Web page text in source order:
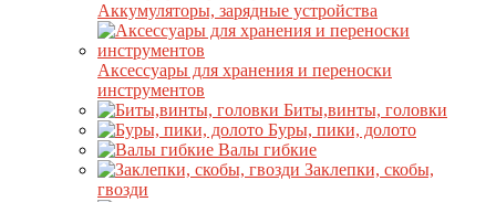
Аккумуляторы, зарядные устройства
Аксессуары для хранения и переноски
инструментов
Биты,винты, головки
Буры, пики, долото
Валы гибкие
Заклепки, скобы,
гвозди